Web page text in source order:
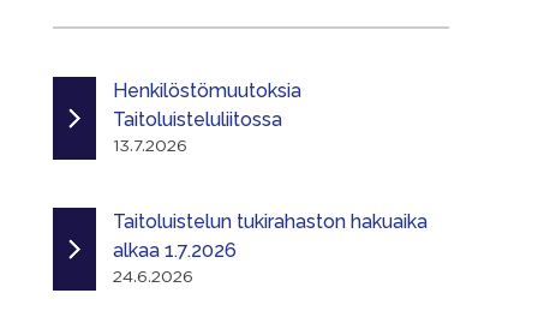
Henkilöstömuutoksia
Taitoluisteluliitossa
13.7.2026
Taitoluistelun tukirahaston hakuaika
alkaa 1.7.2026
24.6.2026